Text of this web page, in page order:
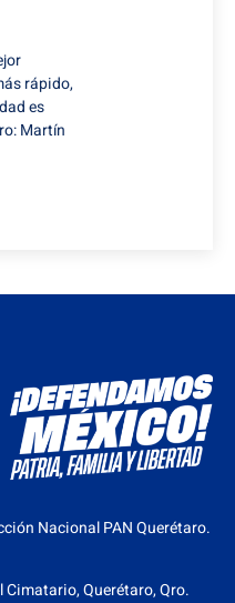
rápido,
es
Martín
Nacional PAN Querétaro.
Cimatario, Querétaro, Qro.